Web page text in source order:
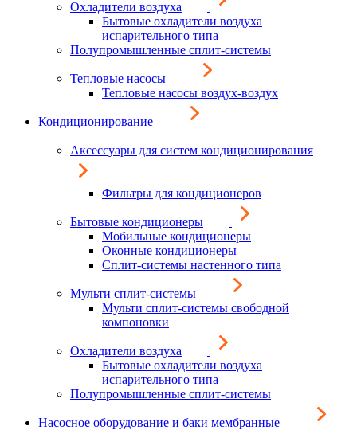
Охладители воздуха
Бытовые охладители воздуха
испарительного типа
Полупромышленные сплит-системы
Тепловые насосы
Тепловые насосы воздух-воздух
Кондиционирование
Аксессуары для систем кондиционирования
Фильтры для кондиционеров
Бытовые кондиционеры
Мобильные кондиционеры
Оконные кондиционеры
Сплит-системы настенного типа
Мульти сплит-системы
Мульти сплит-системы свободной
компоновки
Охладители воздуха
Бытовые охладители воздуха
испарительного типа
Полупромышленные сплит-системы
Насосное оборудование и баки мембранные